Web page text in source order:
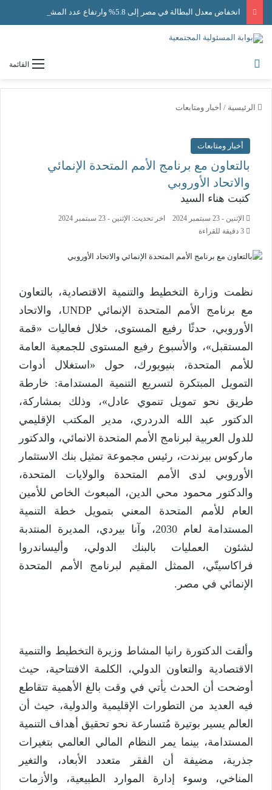
القائمة
الرئيسية / أخبار ومتابعات
أخبار ومتابعات
بالتعاون مع برنامج الأمم المتحدة الإنمائي
والاتحاد الأوروبي
كتبت هناء السيد
الإثنين - 23 سبتمبر 2024
اخر تحديث: الإثنين - 23 سبتمبر 2024
نظمت وزارة التخطيط والتنمية الاقتصادية، بالتعاون
مع برنامج الأمم المتحدة الإنمائي UNDP، والاتحاد
الأوروبي، حدثًا رفيع المستوى، خلال فعاليات «قمة
المستقبل»، والأسبوع رفيع المستوى للجمعية العامة
للأمم المتحدة، بنيويورك، حول «استغلال أدوات
التمويل المبتكرة لتسريع التنمية المستدامة: خارطة
طريق نحو تمويل تنموي عادل»، وذلك بمشاركة،
الدكتور عبد الله الدردري، مدير المكتب الإقليمي
للدول العربية لبرنامج الأمم المتحدة الانمائي، والدكتور
ماركوس بيرندت، رئيس مجموعة تمثيل بنك الاستثمار
الأوروبي لدى الأمم المتحدة والولايات المتحدة،
والدكتور محمود محي الدين، المبعوث الخاص للأمين
العام للأمم المتحدة المعني بتمويل خطة التنمية
المستدامة لعام 2030، وآنا بيردي، المديرة المنتدبة
لشئون العمليات بالبنك الدولي، وأليساندروا
فراكاسيتّي، الممثل المقيم لبرنامج الأمم المتحدة
الإنمائي في مصر.
وألقت الدكتورة رانيا المشاط وزيرة التخطيط والتنمية
الاقتصادية والتعاون الدولي، الكلمة الافتتاحية، حيث
أوضحت أن الحدث يأتي في وقت بالغ الأهمية تتقاطع
فيه العديد من التطورات الإقليمية والدولية، حيث أن
العالم يسير بوتيرة مُتسارعة نحو تحقيق أهداف التنمية
المستدامة، بينما يمر النظام المالي العالمي بتغيرات
جذرية، مضيفة أن الفقر متعدد الأبعاد، والتغير
المناخي، وسوء إدارة الموارد الطبيعية، والأزمات